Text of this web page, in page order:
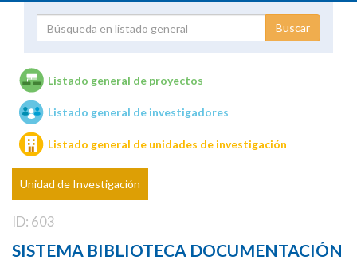
Unidades de investigación
Listado general de proyectos
Listado general de investigadores
Listado general de unidades de investigación
Unidad de Investigación
ID: 603
SISTEMA BIBLIOTECA DOCUMENTACIÓN